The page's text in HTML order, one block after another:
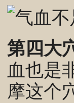
第四大
血也是
摩这个